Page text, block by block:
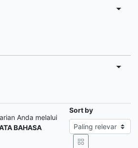
Anda melalui
BAHASA
Sort by